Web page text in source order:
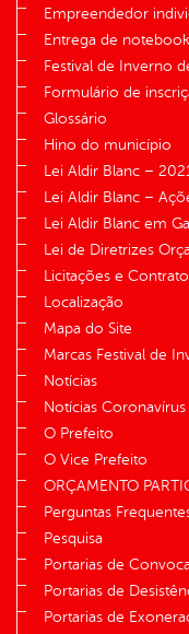
Empreendedor
Entrega de
Festival de Inverno
Formulário de
Glossário
Hino do município
Lei Aldir Blanc –
Lei Aldir Blanc –
Lei Aldir Blanc em
Lei de Diretrizes
Licitações e
Localização
Mapa do Site
Marcas Festival de
Notícias
Notícias Coronavírus
O Prefeito
O Vice Prefeito
ORÇAMENTO
Perguntas
Pesquisa
Portarias de
Portarias de
Portarias de